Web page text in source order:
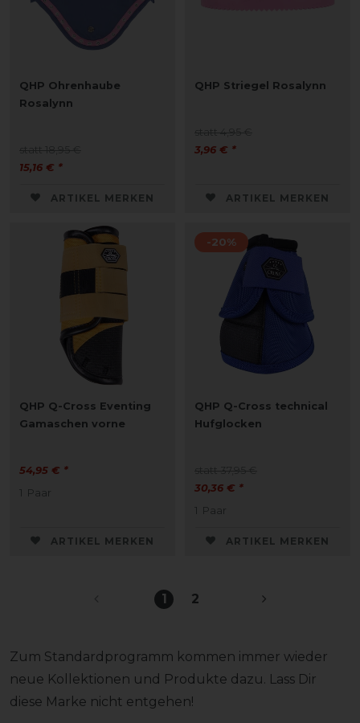
QHP Ohrenhaube
Rosalynn
15,16 € *
ARTIKEL MERKEN
QHP Striegel Rosalynn
3,96 € *
ARTIKEL MERKEN
QHP Q-Cross Eventing
Gamaschen vorne
54,95 € *
1 Paar
ARTIKEL MERKEN
-20%
QHP Q-Cross technical
Hufglocken
30,36 € *
1 Paar
ARTIKEL MERKEN
1 2
Zum Standardprogramm kommen immer wieder
neue Kollektionen und Produkte dazu. Lass Dir
diese Marke nicht entgehen!